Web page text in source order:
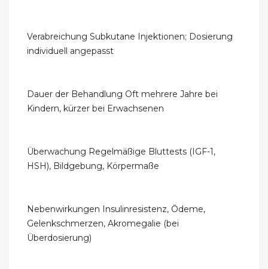
Verabreichung Subkutane Injektionen; Dosierung
individuell angepasst
Dauer der Behandlung Oft mehrere Jahre bei
Kindern, kürzer bei Erwachsenen
Überwachung Regelmäßige Bluttests (IGF-1,
HSH), Bildgebung, Körpermaße
Nebenwirkungen Insulinresistenz, Ödeme,
Gelenkschmerzen, Akromegalie (bei
Überdosierung)